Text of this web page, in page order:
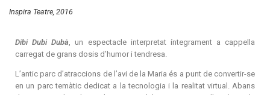
Inspira Teatre, 2016
Dibi Dubi Dubà , un espectacle interpretat íntegrament a cappella
carregat de grans dosis d’humor i tendresa.
L’antic parc d’atraccions de l’avi de la Maria és a punt de convertir-se
en un parc temàtic dedicat a la tecnologia i la realitat virtual. Abans